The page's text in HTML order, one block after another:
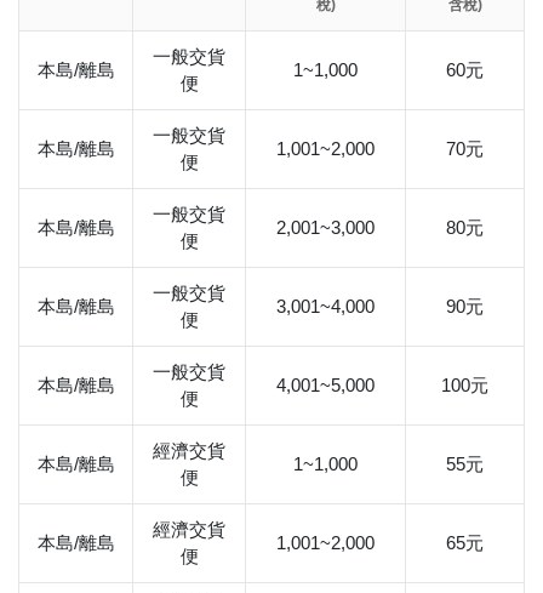
稅) 含稅)
本島/離島
一般交貨
便
1~1,000 60元
本島/離島
一般交貨
便
1,001~2,000 70元
本島/離島
一般交貨
便
2,001~3,000 80元
本島/離島
一般交貨
便
3,001~4,000 90元
本島/離島
一般交貨
便
4,001~5,000 100元
本島/離島
經濟交貨
便
1~1,000 55元
本島/離島
經濟交貨
便
1,001~2,000 65元